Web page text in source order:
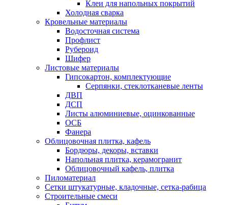
Клеи для напольных покрытий
Холодная сварка
Кровельные материалы
Водосточная система
Профлист
Рубероид
Шифер
Листовые материалы
Гипсокартон, комплектующие
Серпянки, стеклотканевые ленты
ДВП
ДСП
Листы алюминиевые, оцинкованные
ОСБ
Фанера
Облицовочная плитка, кафель
Бордюры, декоры, вставки
Напольная плитка, керамогранит
Облицовочный кафель, плитка
Пиломатериал
Сетки штукатурные, кладочные, сетка-рабица
Строительные смеси